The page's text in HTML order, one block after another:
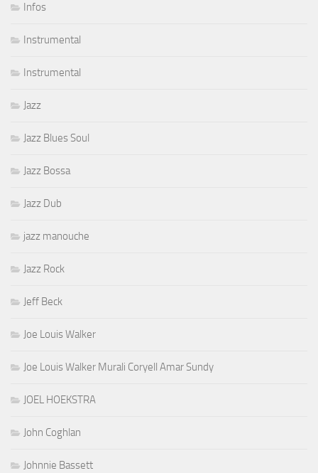
Infos
Instrumental
Instrumental
Jazz
Jazz Blues Soul
Jazz Bossa
Jazz Dub
jazz manouche
Jazz Rock
Jeff Beck
Joe Louis Walker
Joe Louis Walker Murali Coryell Amar Sundy
JOEL HOEKSTRA
John Coghlan
Johnnie Bassett